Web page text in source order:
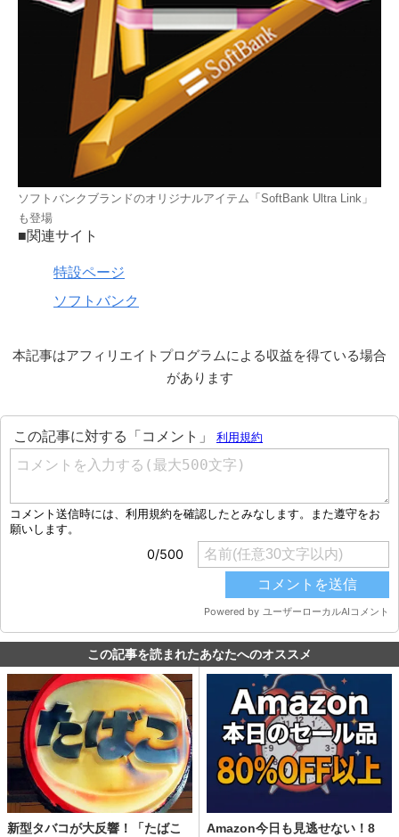
ソフトバンクブランドのオリジナルアイテム「SoftBank Ultra Link」
も登場
■関連サイト
特設ページ
ソフトバンク
本記事はアフィリエイトプログラムによる収益を得ている場合
があります
この記事を読まれたあなたへのオススメ
新型タバコが大反響！「たばこ
Amazon今日も見逃せない！8